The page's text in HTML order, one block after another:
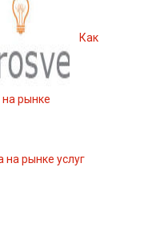
Как
рынке
на рынке услуг